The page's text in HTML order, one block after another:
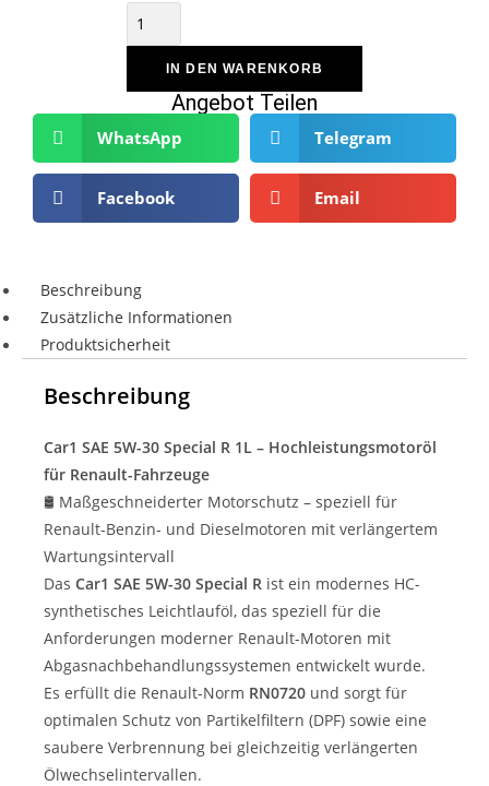
IN DEN WARENKORB
Angebot Teilen
WhatsApp Telegram
Facebook Email
Beschreibung
Zusätzliche Informationen
Produktsicherheit
Beschreibung
Car1 SAE 5W-30 Special R 1L – Hochleistungsmotoröl
für Renault-Fahrzeuge
🛢️ Maßgeschneiderter Motorschutz – speziell für
Renault-Benzin- und Dieselmotoren mit verlängertem
Wartungsintervall
Das Car1 SAE 5W-30 Special R ist ein modernes HC-
synthetisches Leichtlauföl, das speziell für die
Anforderungen moderner Renault-Motoren mit
Abgasnachbehandlungssystemen entwickelt wurde.
Es erfüllt die Renault-Norm RN0720 und sorgt für
optimalen Schutz von Partikelfiltern (DPF) sowie eine
saubere Verbrennung bei gleichzeitig verlängerten
Ölwechselintervallen.